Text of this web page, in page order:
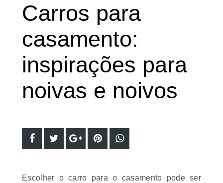
Carros para
casamento:
inspirações para
noivas e noivos
Escolher o carro para o casamento pode ser